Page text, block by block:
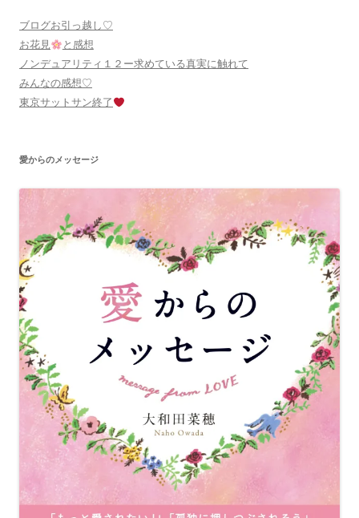
ブログお引っ越し♡
お花見
と感想
ノンデュアリティ１２ー求めている真実に触れて
みんなの感想♡
東京サットサン終了
愛からのメッセージ